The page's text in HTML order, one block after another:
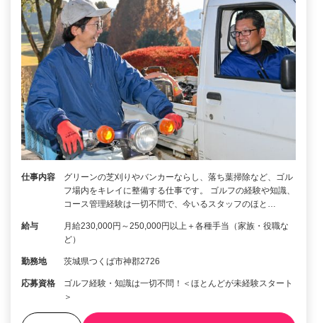
仕事内容
グリーンの芝刈りやバンカーならし、落ち葉掃除など、ゴル
フ場内をキレイに整備する仕事です。 ゴルフの経験や知識、
コース管理経験は一切不問で、今いるスタッフのほと…
給与
月給230,000円～250,000円以上＋各種手当（家族・役職な
ど）
勤務地 茨城県つくば市神郡2726
応募資格
ゴルフ経験・知識は一切不問！＜ほとんどが未経験スタート
＞